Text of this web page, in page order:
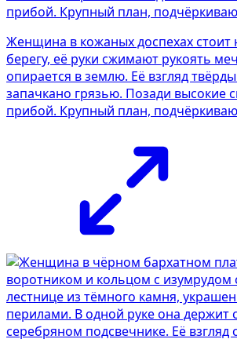
Женщина в кожаных доспехах стоит
берегу, её руки сжимают рукоять
опирается в землю. Её взгляд
запачкано грязью. Позади высокие
прибой. Крупный план,